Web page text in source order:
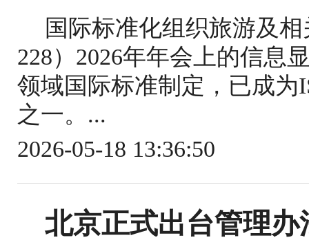
国际标准化组织旅游及
228）2026年年会上的信息
领域国际标准制定，已成为
之一。...
2026-05-18 13:36:50
北京正式出台管理